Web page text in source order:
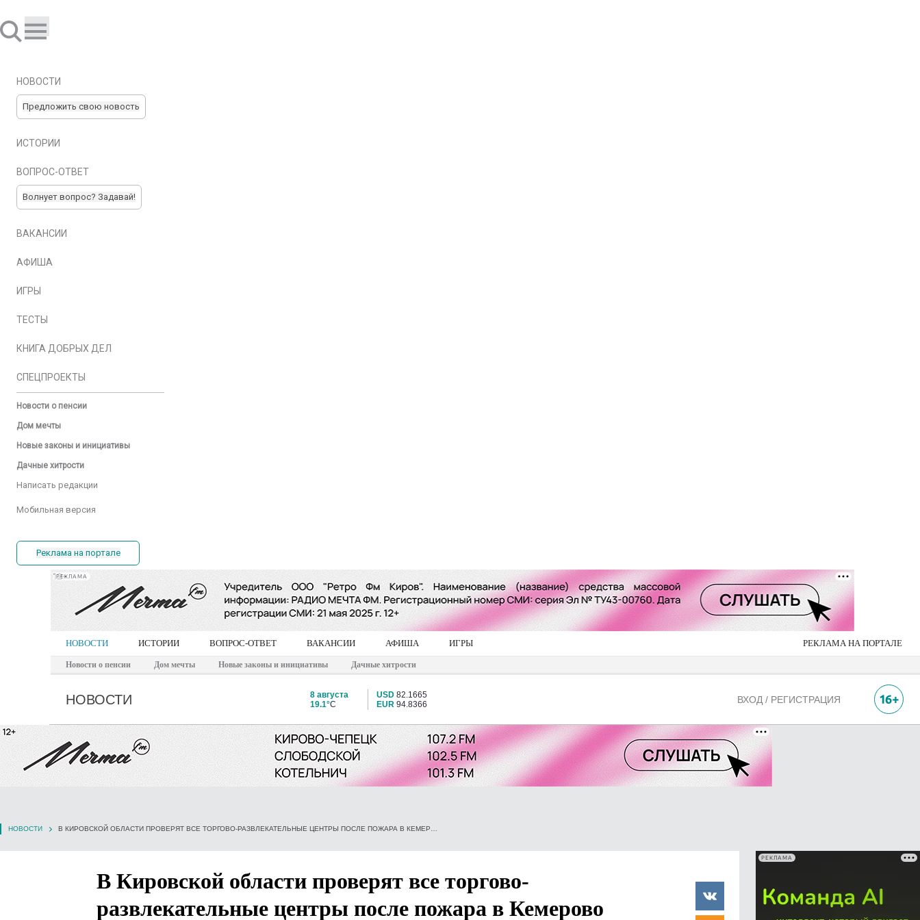
НОВОСТИ
Предложить свою новость
ИСТОРИИ
ВОПРОС-ОТВЕТ
Волнует вопрос? Задавай!
ВАКАНСИИ
АФИША
ИГРЫ
ТЕСТЫ
КНИГА ДОБРЫХ ДЕЛ
СПЕЦПРОЕКТЫ
Новости о пенсии
Дом мечты
Новые законы и инициативы
Дачные хитрости
Написать редакции
Мобильная версия
Реклама на портале
РЕКЛАМА
НОВОСТИ ИСТОРИИ ВОПРОС-ОТВЕТ ВАКАНСИИ АФИША ИГРЫ РЕКЛАМА НА ПОРТАЛЕ
Новости о пенсии Дом мечты Новые законы и инициативы Дачные хитрости
НОВОСТИ
8 августа
19.1°C
USD 82.1665
EUR 94.8366 ВХОД / РЕГИСТРАЦИЯ
НОВОСТИ
В Кировской области проверят все торгово-
развлекательные центры после пожара в Кемерово
РЕКЛАМА